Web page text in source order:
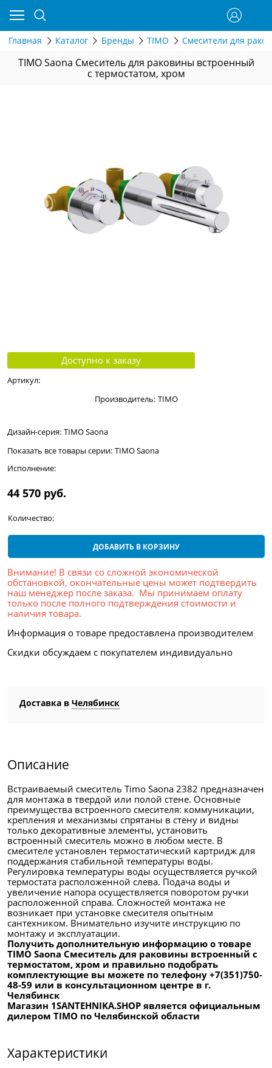
Главная Каталог Бренды TIMO Смесители для
TIMO Saona Смеситель для раковины встроенный
с термостатом, хром
Доступно к заказу
Артикул:
Производитель: TIMO
Дизайн-серия: TIMO Saona
Показать все товары серии: TIMO Saona
Исполнение:
44 570 руб.
Количество:
ДОБАВИТЬ В КОРЗИНУ
Внимание! В связи со сложной экономической
обстановкой, окончательные цены может подтвердить
наш менеджер после заказа. Мы принимаем оплату
только после полного подтверждения стоимости и
наличия товара.
Информация о товаре предоставлена производителем
Скидки обсуждаем с покупателем индивидуально
Доставка в Челябинск
Описание
Встраиваемый смеситель Timo Saona 2382 предназначен
для монтажа в твердой или полой стене. Основные
преимущества встроенного смесителя: коммуникации,
крепления и механизмы спрятаны в стену и видны
только декоративные элементы, установить
встроенный смеситель можно в любом месте. В
смесителе установлен термостатический картридж для
поддержания стабильной температуры воды.
Регулировка температуры воды осуществляется ручкой
термостата расположенной слева. Подача воды и
увеличение напора осуществляется поворотом ручки
расположенной справа. Сложностей монтажа не
возникает при установке смесителя опытным
сантехником. Внимательно изучите инструкцию по
монтажу и эксплуатации.
Получить дополнительную информацию о товаре
TIMO Saona Смеситель для раковины встроенный с
термостатом, хром и правильно подобрать
комплектующие вы можете по телефону +7(351)750-
48-59 или в консультационном центре в г.
Челябинск
Магазин 1SANTEHNIKA.SHOP является официальным
дилером TIMO по Челябинской области
Характеристики